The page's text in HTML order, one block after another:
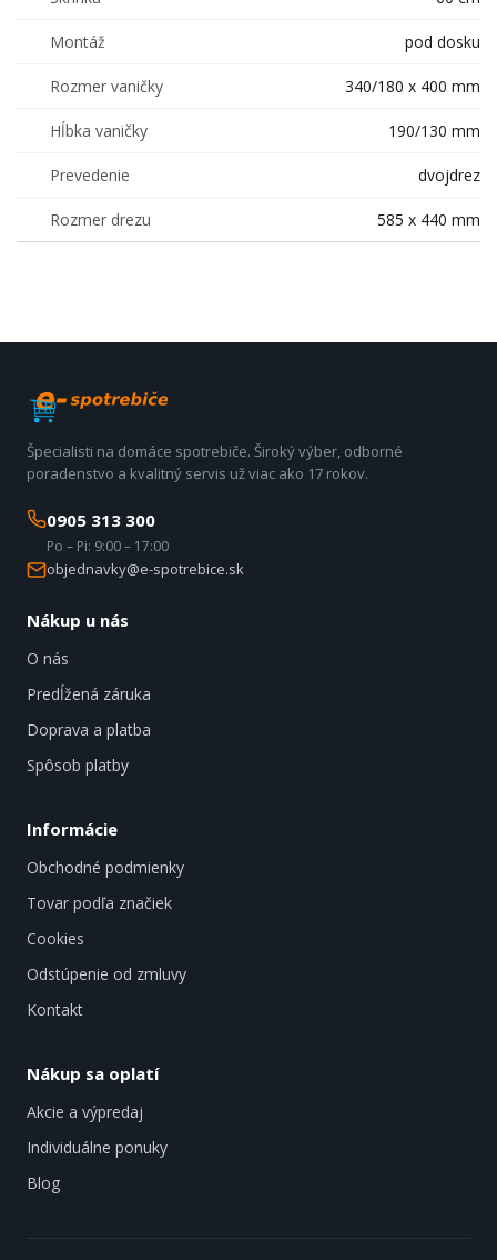
Montáž pod dosku
Rozmer vaničky 340/180 x 400 mm
Hĺbka vaničky 190/130 mm
Prevedenie dvojdrez
Rozmer drezu 585 x 440 mm
Špecialisti na domáce spotrebiče. Široký výber, odborné
poradenstvo a kvalitný servis už viac ako 17 rokov.
0905 313 300
Po – Pi: 9:00 – 17:00
objednavky@e-spotrebice.sk
Nákup u nás
O nás
Predĺžená záruka
Doprava a platba
Spôsob platby
Informácie
Obchodné podmienky
Tovar podľa značiek
Cookies
Odstúpenie od zmluvy
Kontakt
Nákup sa oplatí
Akcie a výpredaj
Individuálne ponuky
Blog